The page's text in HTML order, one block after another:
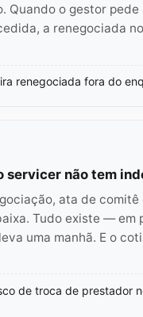
o gestor
a renegociada
renegociada fora do
servicer não tem
ata de
Tudo existe — em
uma manhã. E o
de troca de prestador